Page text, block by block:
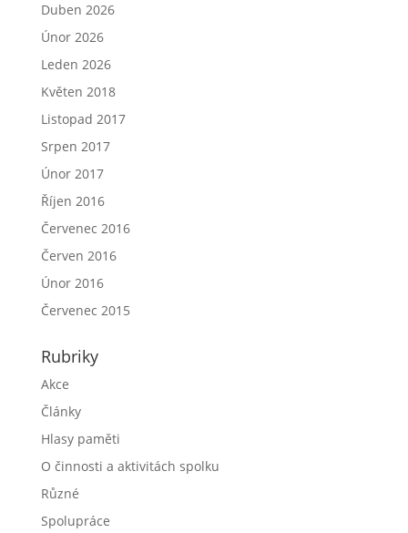
Duben 2026
Únor 2026
Leden 2026
Květen 2018
Listopad 2017
Srpen 2017
Únor 2017
Říjen 2016
Červenec 2016
Červen 2016
Únor 2016
Červenec 2015
Rubriky
Akce
Články
Hlasy paměti
O činnosti a aktivitách spolku
Různé
Spolupráce